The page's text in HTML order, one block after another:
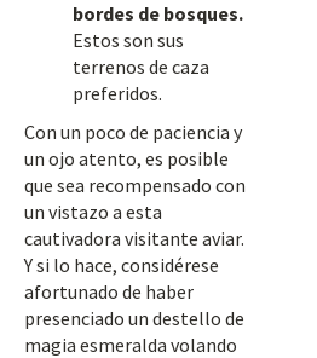
bordes de bosques.
Estos son sus
terrenos de caza
preferidos.
Con un poco de paciencia y
un ojo atento, es posible
que sea recompensado con
un vistazo a esta
cautivadora visitante aviar.
Y si lo hace, considérese
afortunado de haber
presenciado un destello de
magia esmeralda volando